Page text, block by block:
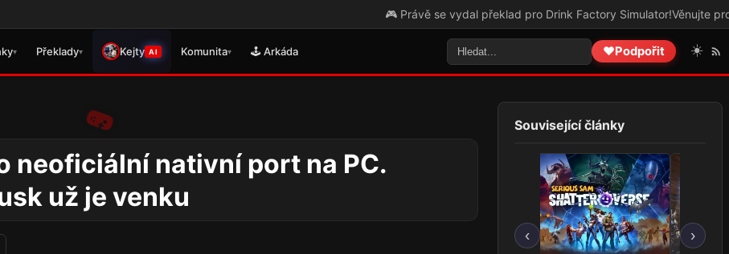
🎮 Právě se vydal překlad pro Drink Factory Simulator!Věnujte prosím
▾ Překlady▾ Kejty AI Komunita▾ 🕹️ Arkáda ❤️Podpořit ☀️
neoficiální nativní port na PC.
už je venku
Související články
‹ ›